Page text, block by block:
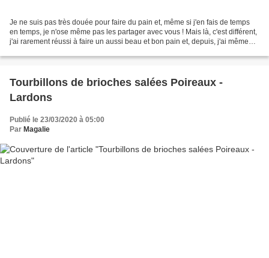
Je ne suis pas très douée pour faire du pain et, même si j'en fais de temps
en temps, je n'ose même pas les partager avec vous ! Mais là, c'est différent,
j'ai rarement réussi à faire un aussi beau et bon pain et, depuis, j'ai même
Tourbillons de brioches salées Poireaux -
Lardons
Publié le 23/03/2020 à 05:00
Par Magalie